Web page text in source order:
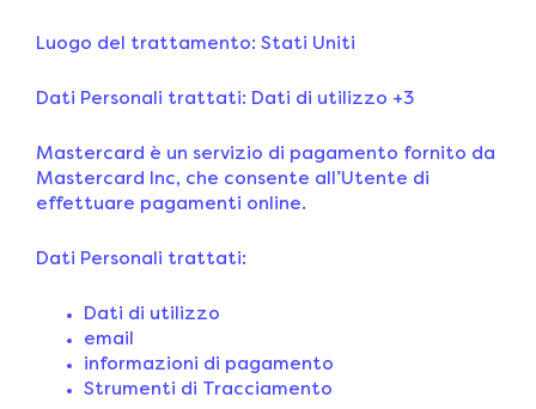
Luogo del trattamento: Stati Uniti
Dati Personali trattati: Dati di utilizzo +3
Mastercard è un servizio di pagamento fornito da
Mastercard Inc, che consente all’Utente di
effettuare pagamenti online.
Dati Personali trattati:
Dati di utilizzo
email
informazioni di pagamento
Strumenti di Tracciamento